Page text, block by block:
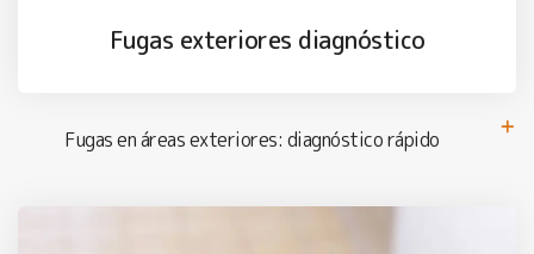
Fugas exteriores diagnóstico
Fugas en áreas exteriores: diagnóstico rápido